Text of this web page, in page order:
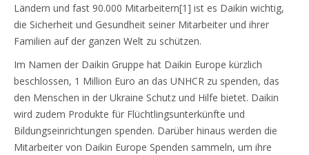
Ländern und fast 90.000 Mitarbeitern[1] ist es Daikin wichtig,
die Sicherheit und Gesundheit seiner Mitarbeiter und ihrer
Familien auf der ganzen Welt zu schützen.
Im Namen der Daikin Gruppe hat Daikin Europe kürzlich
beschlossen, 1 Million Euro an das UNHCR zu spenden, das
den Menschen in der Ukraine Schutz und Hilfe bietet. Daikin
wird zudem Produkte für Flüchtlingsunterkünfte und
Bildungseinrichtungen spenden. Darüber hinaus werden die
Mitarbeiter von Daikin Europe Spenden sammeln, um ihre